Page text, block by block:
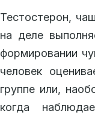
Тестостерон,
на деле
формировании
человек
группе или,
когда